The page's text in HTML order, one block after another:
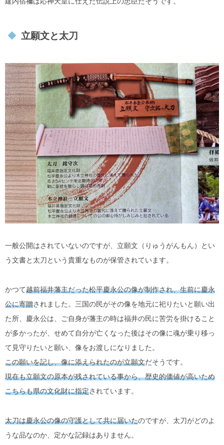
立願文と太刀
一般公開はされていないのですが、立願文（りゅうがんもん）とい
う文書と太刀という貴重なものが保管されています。
かつて越前福井藩主だった松平慶永公の像が制作され、生前に慶永
公に寄贈されました。三国の民がその像を地元に祀りたいと願い出
た所、慶永公は、ご自身が藩主の時は福井の民に苦労を掛けること
が多かったが、せめて自分が亡くなった後はその像に魂が乗り移っ
て見守りたいと願い、像をお渡しになりました。
この願いを記し、像に添えられたのが立願文だそうです。
現在も立願文の原本が残されている事から、歴史的価値が高いため
こちらも県の文化財に指定されています。
太刀は慶永公の像の守護として共に届いたのですが、太刀がどのよ
うな品なのか、定かな記録はありません。